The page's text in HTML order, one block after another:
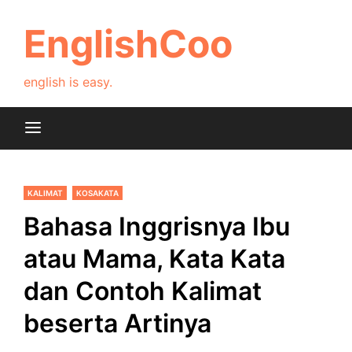
contentEnglishCoo
english is easy.
KALIMAT KOSAKATA
Bahasa Inggrisnya Ibu
atau Mama, Kata Kata
dan Contoh Kalimat
beserta Artinya